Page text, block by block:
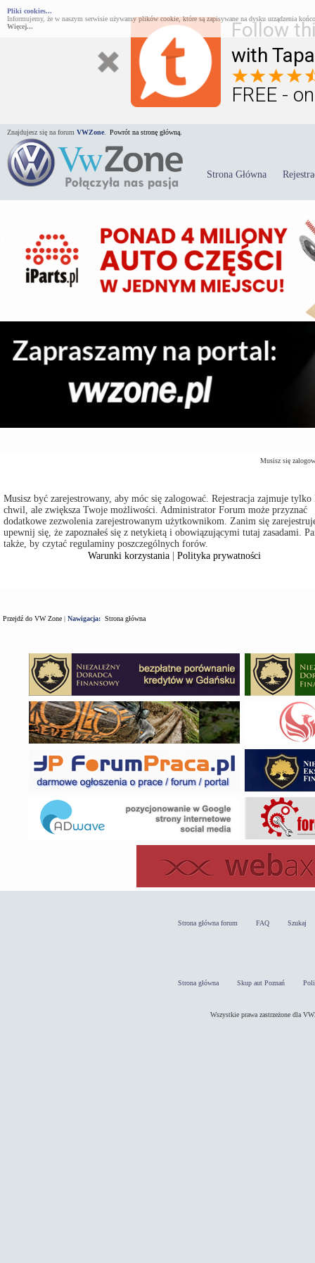
Follow
with
FREE -
Pliki cookies...
Informujemy, że w naszym serwisie używamy plików cookie, które są zapisywane na dysku urządzenia
Więcej...
Znajdujesz się na forum VWZone Powrót na stronę główną.
Strona Główna
Musisz się
Musisz być zarejestrowany, aby móc się zalogować. Rejestracja zajmuje
chwil, ale zwiększa Twoje możliwości. Administrator Forum może przyznać
dodatkowe zezwolenia zarejestrowanym użytkownikom. Zanim się
upewnij się, że zapoznałeś się z netykietą i obowiązującymi tutaj zasadami.
także, by czytać regulaminy poszczególnych forów.
Warunki korzystania |Polityka prywatności
Przejdź do VW Zone | Nawigacja: Strona główna
Strona główna forum FAQ Szukaj
Strona główna Skup aut Poznań
Wszystkie prawa zastrzeżone dla